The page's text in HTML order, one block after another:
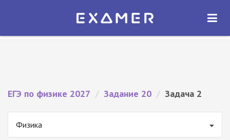
Экзамер — ЕГЭ 2027
ОТКРЫТЬ
ЕГЭ по физике 2027 / Задание 20 / Задача 2
Физика